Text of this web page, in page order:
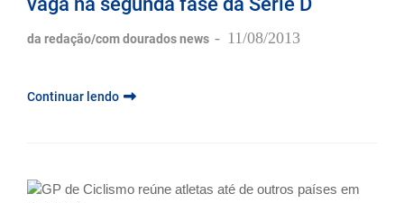
vaga na segunda fase da Série D
da redação/com dourados news - 11/08/2013
Continuar lendo